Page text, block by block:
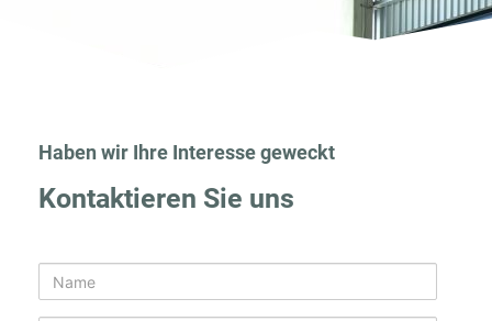
Haben wir Ihre Interesse geweckt
Kontaktieren Sie uns